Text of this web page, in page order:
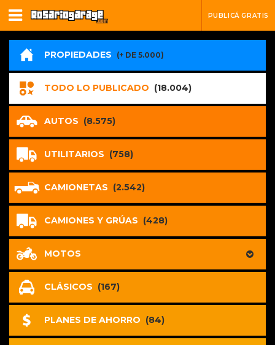
PUBLICÁ GRATIS
PROPIEDADES (+ DE 5.000)
TODO LO PUBLICADO (18.004)
AUTOS (8.575)
UTILITARIOS (758)
CAMIONETAS (2.542)
CAMIONES Y GRÚAS (428)
MOTOS
CLÁSICOS (167)
PLANES DE AHORRO (84)